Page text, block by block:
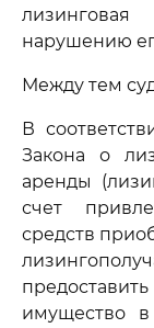
нарушению
Между тем
В
Закона о
аренды
счет
средств
имущество в